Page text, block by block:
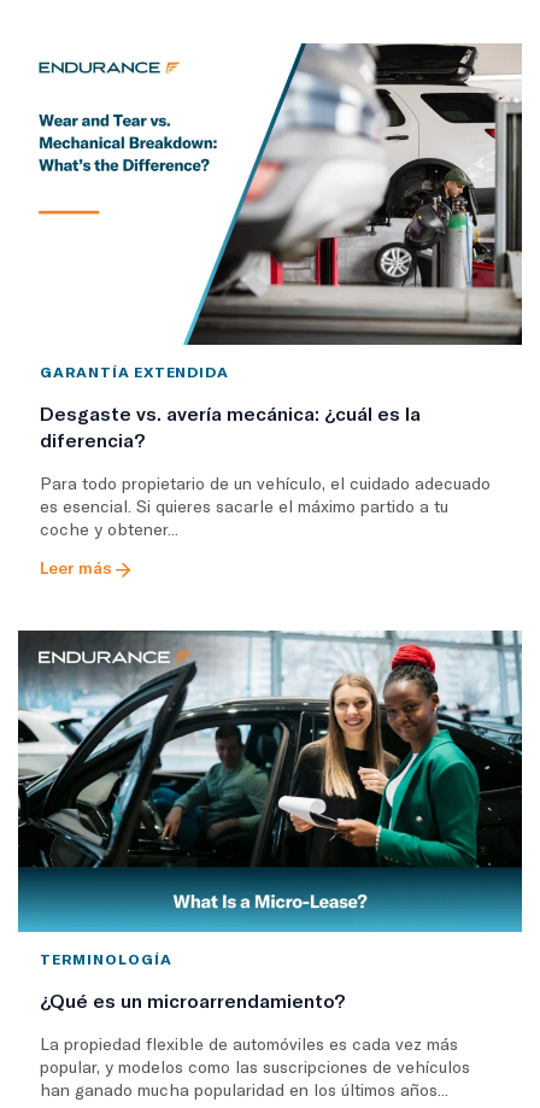
GARANTÍA EXTENDIDA
Desgaste vs. avería mecánica: ¿cuál es la
diferencia?
Para todo propietario de un vehículo, el cuidado adecuado
es esencial. Si quieres sacarle el máximo partido a tu
coche y obtener...
Leer más
TERMINOLOGÍA
¿Qué es un microarrendamiento?
La propiedad flexible de automóviles es cada vez más
popular, y modelos como las suscripciones de vehículos
han ganado mucha popularidad en los últimos años...